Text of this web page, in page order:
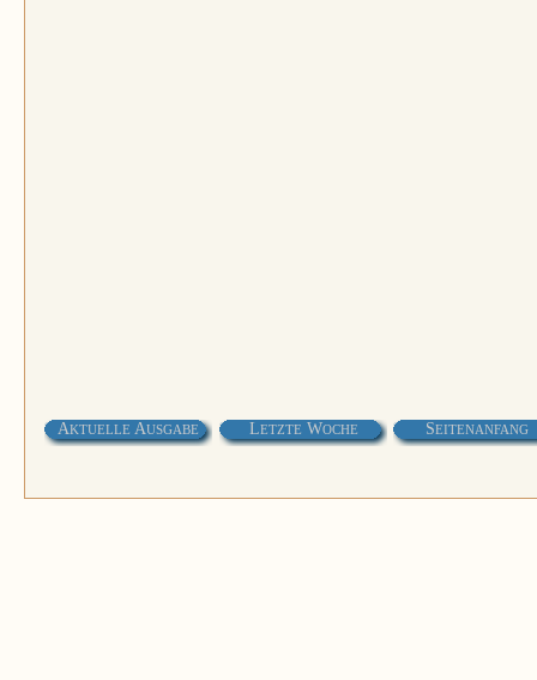
AKTUELLE AUSGABE LETZTE WOCHE SEITENANFANG